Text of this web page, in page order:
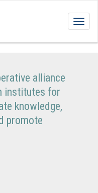
alliance
institutes for
knowledge,
promote